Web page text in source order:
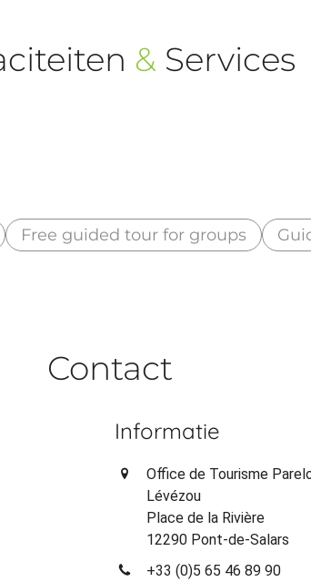
& Services
Free guided tour for groups
Contact
Informatie
Office de Tourisme
Lévézou
Place de la Rivière
12290 Pont-de-Salars
+33 (0)5 65 46 89 90